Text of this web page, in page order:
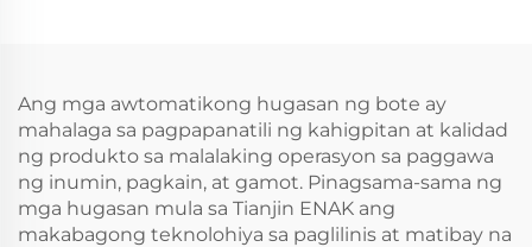
Saklaw
Ang mga awtomatikong hugasan ng bote ay
mahalaga sa pagpapanatili ng kahigpitan at kalidad
ng produkto sa malalaking operasyon sa paggawa
ng inumin, pagkain, at gamot. Pinagsama-sama ng
mga hugasan mula sa Tianjin ENAK ang
makabagong teknolohiya sa paglilinis at matibay na